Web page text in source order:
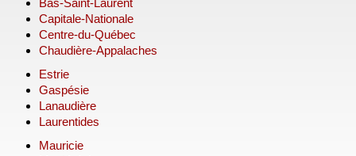
Bas-Saint-Laurent
Capitale-Nationale
Centre-du-Québec
Chaudière-Appalaches
Estrie
Gaspésie
Lanaudière
Laurentides
Mauricie